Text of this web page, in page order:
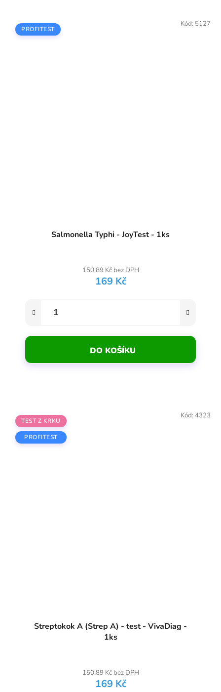
PROFITEST
Salmonella Typhi - JoyTest - 1ks
150,89 Kč bez DPH
169 Kč
DO KOŠÍKU
Kód: 5127
TEST Z KRKU
PROFITEST
Streptokok A (Strep A) - test - VivaDiag -
1ks
150,89 Kč bez DPH
169 Kč
Kód: 4323